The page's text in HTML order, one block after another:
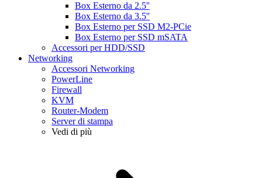
Box Esterno da 2.5''
Box Esterno da 3.5''
Box Esterno per SSD M2-PCie
Box Esterno per SSD mSATA
Accessori per HDD/SSD
Networking
Accessori Networking
PowerLine
Firewall
KVM
Router-Modem
Server di stampa
Vedi di più